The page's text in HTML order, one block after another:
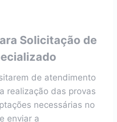
Solicitação de
de atendimento
realização das provas
necessárias no
enviar a